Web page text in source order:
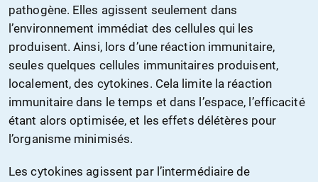
pathogène. Elles agissent seulement dans
l’environnement immédiat des cellules qui les
produisent. Ainsi, lors d’une réaction immunitaire,
seules quelques cellules immunitaires produisent,
localement, des cytokines. Cela limite la réaction
immunitaire dans le temps et dans l’espace, l’efficacité
étant alors optimisée, et les effets délétères pour
l’organisme minimisés.
Les cytokines agissent par l’intermédiaire de